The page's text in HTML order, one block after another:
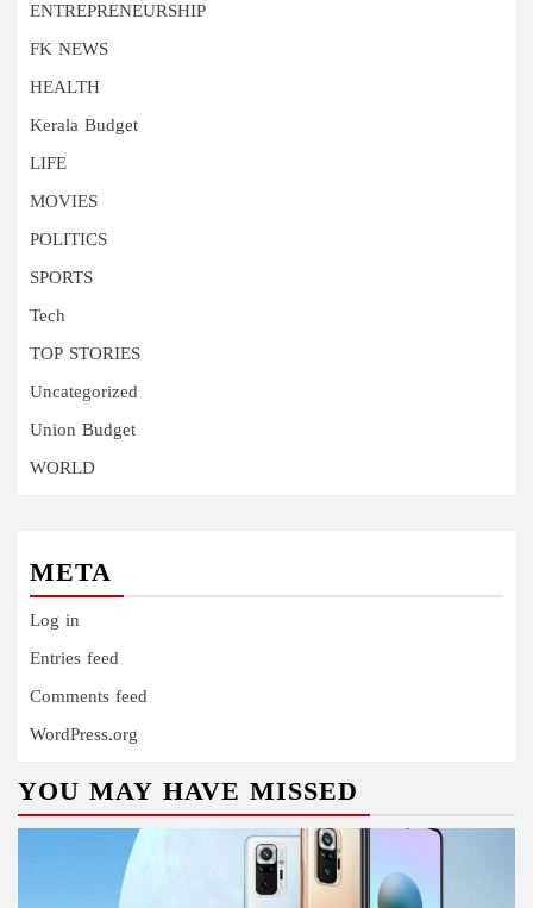
ENTREPRENEURSHIP
FK NEWS
HEALTH
Kerala Budget
LIFE
MOVIES
POLITICS
SPORTS
Tech
TOP STORIES
Uncategorized
Union Budget
WORLD
META
Log in
Entries feed
Comments feed
WordPress.org
YOU MAY HAVE MISSED